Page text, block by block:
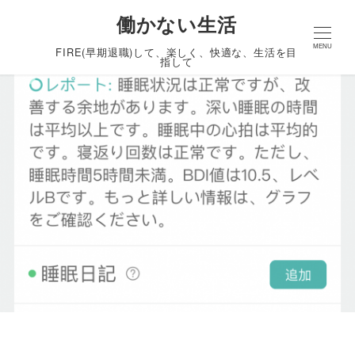
働かない生活
FIRE(早期退職)して、楽しく、快適な、生活を目
指して
MENU